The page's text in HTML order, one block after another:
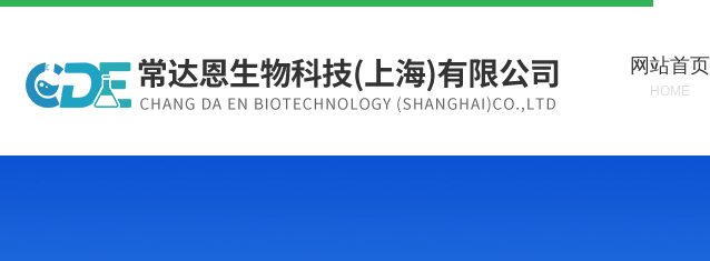
网站首页
HOME